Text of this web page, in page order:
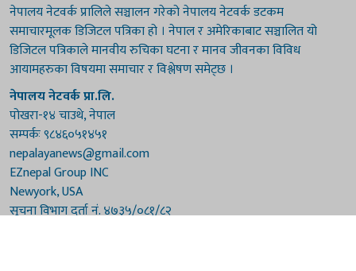
नेपालय नेटवर्क प्रालिले सञ्चालन गरेको नेपालय नेटवर्क डटकम
समाचारमूलक डिजिटल पत्रिका हो । नेपाल र अमेरिकाबाट सञ्चालित यो
डिजिटल पत्रिकाले मानवीय रुचिका घटना र मानव जीवनका विविध
आयामहरुका विषयमा समाचार र विश्लेषण समेट्छ ।
नेपालय नेटवर्क प्रा.लि.
पोखरा-१४ चाउथे, नेपाल
सम्पर्कः ९८४६०५१४५१
nepalayanews@gmail.com
EZnepal Group INC
Newyork, USA
सूचना विभाग दर्ता नं. ४७३५/०८१/८२